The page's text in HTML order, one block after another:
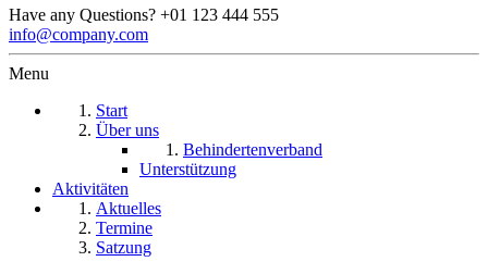
Have any Questions? +01 123 444 555
info@company.com
Menu
Start
Über uns
Behindertenverband
Unterstützung
Aktivitäten
Aktuelles
Termine
Satzung